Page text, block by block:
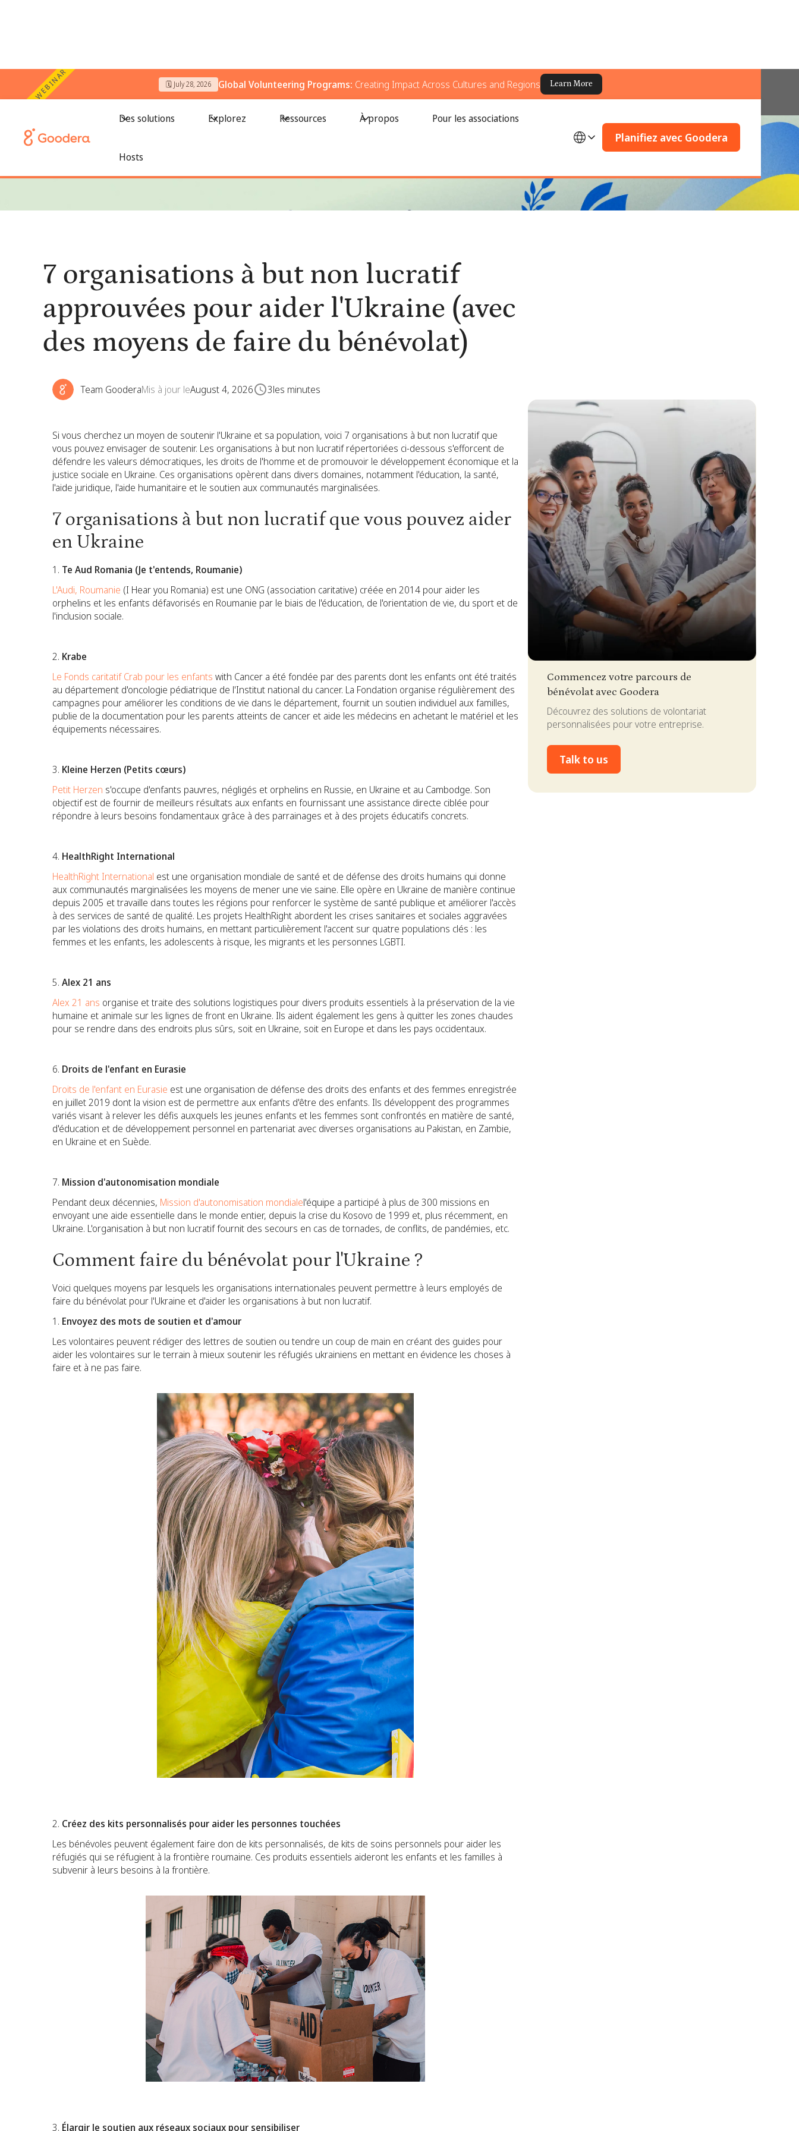
WEBINAR 🗓️ July 28, 2026 Global Volunteering Programs: Creating Impact Across Cultures and Regions Learn More
Des solutions Explorez Ressources À propos Pour les associations
Hosts
Planifiez avec Goodera
← Tous les blogs 7 organisations à but non lucratif approuvées pour aider l'Ukraine (avec des moyens de faire du bénévolat)
7 organisations à but non lucratif
approuvées pour aider l'Ukraine (avec
des moyens de faire du bénévolat)
Team GooderaMis à jour leAugust 4, 2026 3les minutes
Si vous cherchez un moyen de soutenir l'Ukraine et sa population, voici 7 organisations à but non lucratif que
vous pouvez envisager de soutenir. Les organisations à but non lucratif répertoriées ci-dessous s'efforcent de
défendre les valeurs démocratiques, les droits de l'homme et de promouvoir le développement économique et la
justice sociale en Ukraine. Ces organisations opèrent dans divers domaines, notamment l'éducation, la santé,
l'aide juridique, l'aide humanitaire et le soutien aux communautés marginalisées.
7 organisations à but non lucratif que vous pouvez aider
en Ukraine
Te Aud Romania (Je t'entends, Roumanie)
L'Audi, Roumanie (I Hear you Romania) est une ONG (association caritative) créée en 2014 pour aider les
orphelins et les enfants défavorisés en Roumanie par le biais de l'éducation, de l'orientation de vie, du sport et de
l'inclusion sociale.
Krabe
Le Fonds caritatif Crab pour les enfants with Cancer a été fondée par des parents dont les enfants ont été traités
au département d'oncologie pédiatrique de l'Institut national du cancer. La Fondation organise régulièrement des
campagnes pour améliorer les conditions de vie dans le département, fournit un soutien individuel aux familles,
publie de la documentation pour les parents atteints de cancer et aide les médecins en achetant le matériel et les
équipements nécessaires.
Kleine Herzen (Petits cœurs)
Petit Herzen s'occupe d'enfants pauvres, négligés et orphelins en Russie, en Ukraine et au Cambodge. Son
objectif est de fournir de meilleurs résultats aux enfants en fournissant une assistance directe ciblée pour
répondre à leurs besoins fondamentaux grâce à des parrainages et à des projets éducatifs concrets.
HealthRight International
HealthRight International est une organisation mondiale de santé et de défense des droits humains qui donne
aux communautés marginalisées les moyens de mener une vie saine. Elle opère en Ukraine de manière continue
depuis 2005 et travaille dans toutes les régions pour renforcer le système de santé publique et améliorer l'accès
à des services de santé de qualité. Les projets HealthRight abordent les crises sanitaires et sociales aggravées
par les violations des droits humains, en mettant particulièrement l'accent sur quatre populations clés : les
femmes et les enfants, les adolescents à risque, les migrants et les personnes LGBTI.
Alex 21 ans
Alex 21 ans organise et traite des solutions logistiques pour divers produits essentiels à la préservation de la vie
humaine et animale sur les lignes de front en Ukraine. Ils aident également les gens à quitter les zones chaudes
pour se rendre dans des endroits plus sûrs, soit en Ukraine, soit en Europe et dans les pays occidentaux.
Droits de l'enfant en Eurasie
Droits de l'enfant en Eurasie est une organisation de défense des droits des enfants et des femmes enregistrée
en juillet 2019 dont la vision est de permettre aux enfants d'être des enfants. Ils développent des programmes
variés visant à relever les défis auxquels les jeunes enfants et les femmes sont confrontés en matière de santé,
d'éducation et de développement personnel en partenariat avec diverses organisations au Pakistan, en Zambie,
en Ukraine et en Suède.
Mission d'autonomisation mondiale
Pendant deux décennies, Mission d'autonomisation mondialel'équipe a participé à plus de 300 missions en
envoyant une aide essentielle dans le monde entier, depuis la crise du Kosovo de 1999 et, plus récemment, en
Ukraine. L'organisation à but non lucratif fournit des secours en cas de tornades, de conflits, de pandémies, etc.
Comment faire du bénévolat pour l'Ukraine ?
Voici quelques moyens par lesquels les organisations internationales peuvent permettre à leurs employés de
faire du bénévolat pour l'Ukraine et d'aider les organisations à but non lucratif.
Envoyez des mots de soutien et d'amour
Les volontaires peuvent rédiger des lettres de soutien ou tendre un coup de main en créant des guides pour
aider les volontaires sur le terrain à mieux soutenir les réfugiés ukrainiens en mettant en évidence les choses à
faire et à ne pas faire.
Créez des kits personnalisés pour aider les personnes touchées
Les bénévoles peuvent également faire don de kits personnalisés, de kits de soins personnels pour aider les
réfugiés qui se réfugient à la frontière roumaine. Ces produits essentiels aideront les enfants et les familles à
subvenir à leurs besoins à la frontière.
Élargir le soutien aux réseaux sociaux pour sensibiliser
Commencez votre parcours de
bénévolat avec Goodera
Découvrez des solutions de volontariat
personnalisées pour votre entreprise.
Talk to us